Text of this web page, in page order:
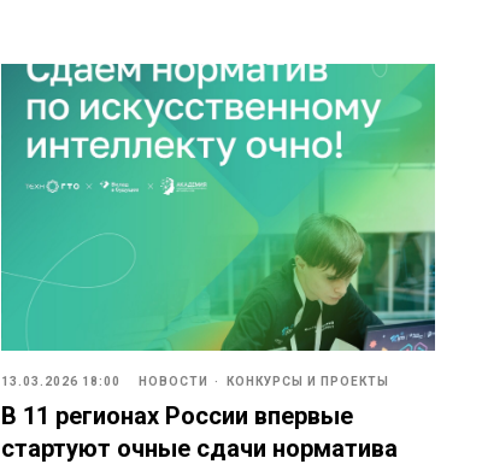
13.03.2026 18:00 НОВОСТИ КОНКУРСЫ И ПРОЕКТЫ
В 11 регионах России впервые
стартуют очные сдачи норматива